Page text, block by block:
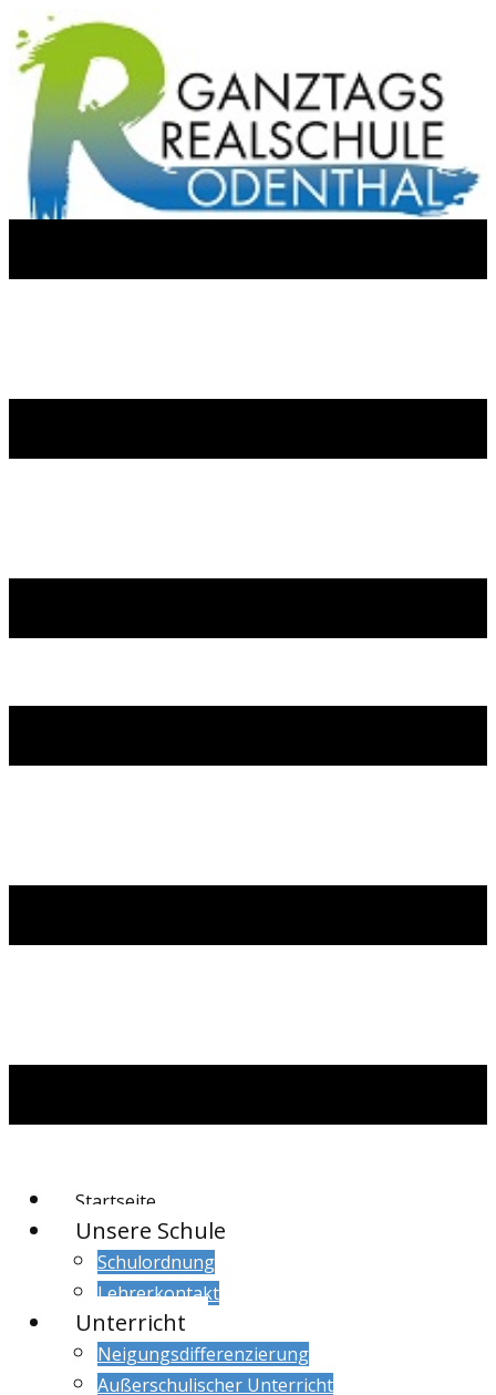
Startseite
Unsere Schule
Schulordnung
Lehrerkontakt
Unterricht
Neigungsdifferenzierung
Außerschulischer Unterricht